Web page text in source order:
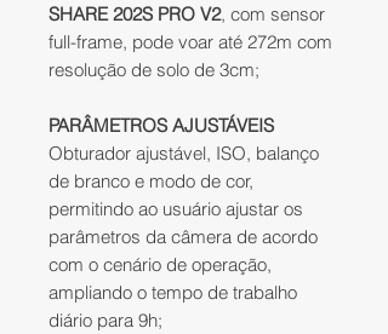
SHARE 202S PRO V2, com sensor
full-frame, pode voar até 272m com
resolução de solo de 3cm;
PARÂMETROS AJUSTÁVEIS
Obturador ajustável, ISO, balanço
de branco e modo de cor,
permitindo ao usuário ajustar os
parâmetros da câmera de acordo
com o cenário de operação,
ampliando o tempo de trabalho
diário para 9h;